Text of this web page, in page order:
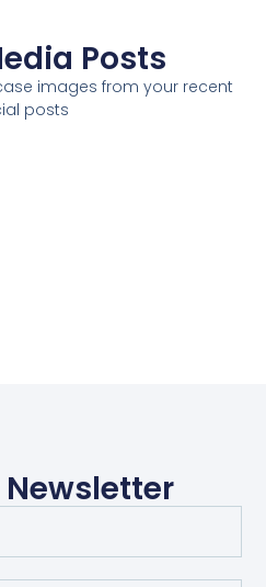
Posts
images from your recent
posts